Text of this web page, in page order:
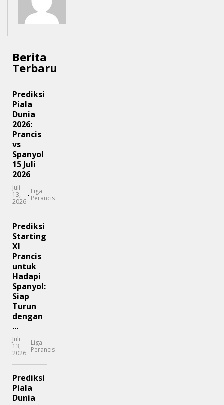
Berita
Terbaru
Prediksi
Piala
Dunia
2026:
Prancis
vs
Spanyol
15 Juli
2026
Juli
13,
2026
- Liga
Perancis
Prediksi
Starting
XI
Prancis
untuk
Hadapi
Spanyol:
Siap
Turun
dengan
...
Juli
13,
2026
- Liga
Perancis
Prediksi
Piala
Dunia